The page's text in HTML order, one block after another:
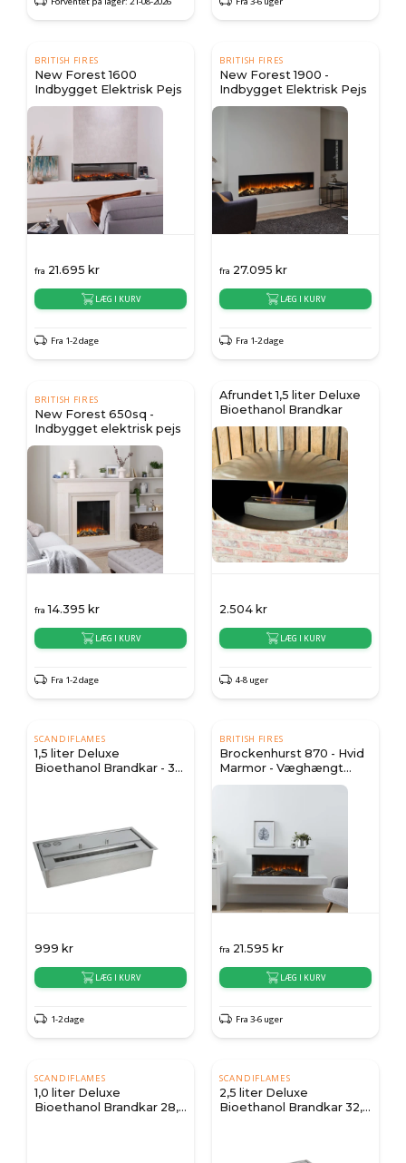
BRITISH FIRES
New Forest 1600
Indbygget Elektrisk Pejs
fra 21.695 kr
LÆG I KURV
Fra 1-2 dage
BRITISH FIRES
New Forest 1900 -
Indbygget Elektrisk Pejs
fra 27.095 kr
LÆG I KURV
Fra 1-2 dage
BRITISH FIRES
New Forest 650sq -
Indbygget elektrisk pejs
fra 14.395 kr
LÆG I KURV
Fra 1-2 dage
Afrundet 1,5 liter Deluxe
Bioethanol Brandkar
2.504 kr
LÆG I KURV
4-8 uger
SCANDIFLAMES
1,5 liter Deluxe
Bioethanol Brandkar - 32
999 kr
LÆG I KURV
1-2 dage
BRITISH FIRES
Brockenhurst 870 - Hvid
Marmor - Væghængt
Elpejs
fra 21.595 kr
LÆG I KURV
Fra 3-6 uger
SCANDIFLAMES
1,0 liter Deluxe
Bioethanol Brandkar 28,5
SCANDIFLAMES
2,5 liter Deluxe
Bioethanol Brandkar 32,5